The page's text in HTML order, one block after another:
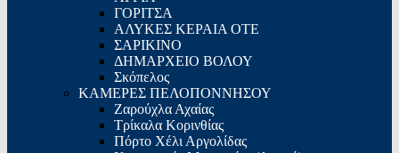
ΓΟΡΙΤΣΑ
ΑΛΥΚΕΣ ΚΕΡΑΙΑ ΟΤΕ
ΣΑΡΙΚΙΝΟ
ΔΗΜΑΡΧΕΙΟ ΒΟΛΟΥ
Σκόπελος
ΚΑΜΕΡΕΣ ΠΕΛΟΠΟΝΝΗΣΟΥ
Ζαρούχλα Αχαίας
Τρίκαλα Κορινθίας
Πόρτο Χέλι Αργολίδας